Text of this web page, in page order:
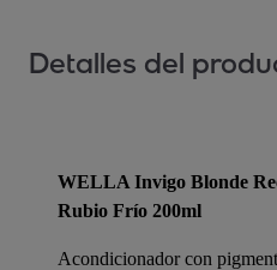
Detalles del
WELLA Invigo Blonde
Rubio Frío 200ml
Acondicionador con